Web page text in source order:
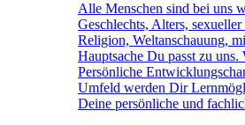
Alle Menschen sind bei uns
Geschlechts, Alters,
Religion, Weltanschauung,
Hauptsache Du passt zu
Persönliche
Umfeld werden Dir
Deine persönliche und